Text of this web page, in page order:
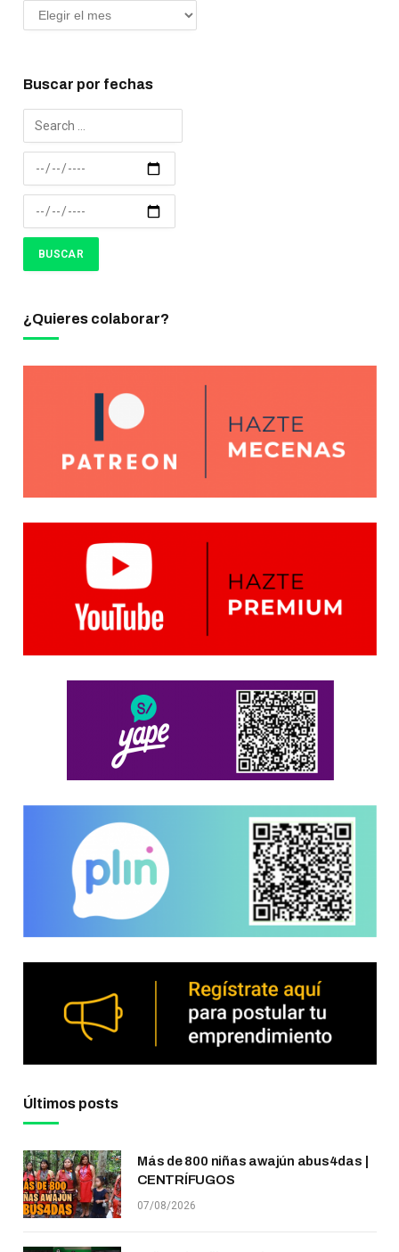
Buscar por fechas
¿Quieres colaborar?
Últimos posts
Más de 800 niñas awajún abus4das |
CENTRÍFUGOS
07/08/2026